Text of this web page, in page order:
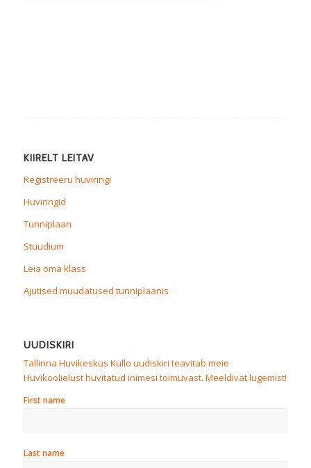
KIIRELT LEITAV
Registreeru huviringi
Huviringid
Tunniplaan
Stuudium
Leia oma klass
Ajutised muudatused tunniplaanis
UUDISKIRI
Tallinna Huvikeskus Kullo uudiskiri teavitab meie
Huvikoolielust huvitatud inimesi toimuvast. Meeldivat lugemist!
First name
Last name